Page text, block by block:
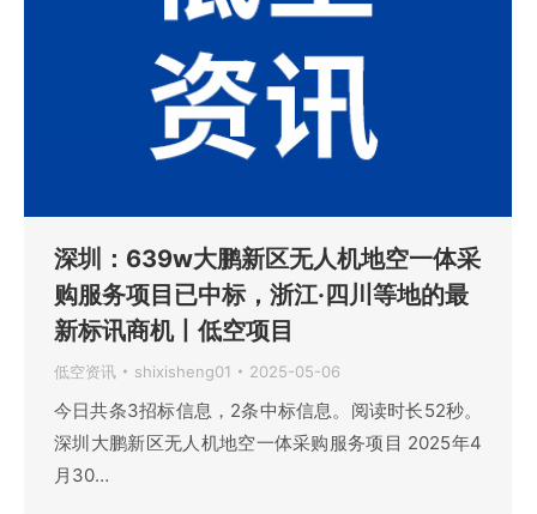
深圳：639w大鹏新区无人机地空一体采
购服务项目已中标，浙江·四川等地的最
新标讯商机丨低空项目
低空资讯 shixisheng01 2025-05-06
今日共条3招标信息，2条中标信息。阅读时长52秒。
深圳大鹏新区无人机地空一体采购服务项目 2025年4
月30…